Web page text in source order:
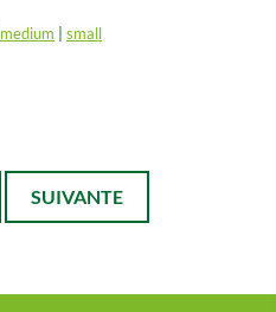
medium small
SUIVANTE